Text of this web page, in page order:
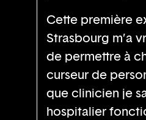
Cette première
Strasbourg m’a
de permettre à
curseur de
que clinicien je
hospitalier